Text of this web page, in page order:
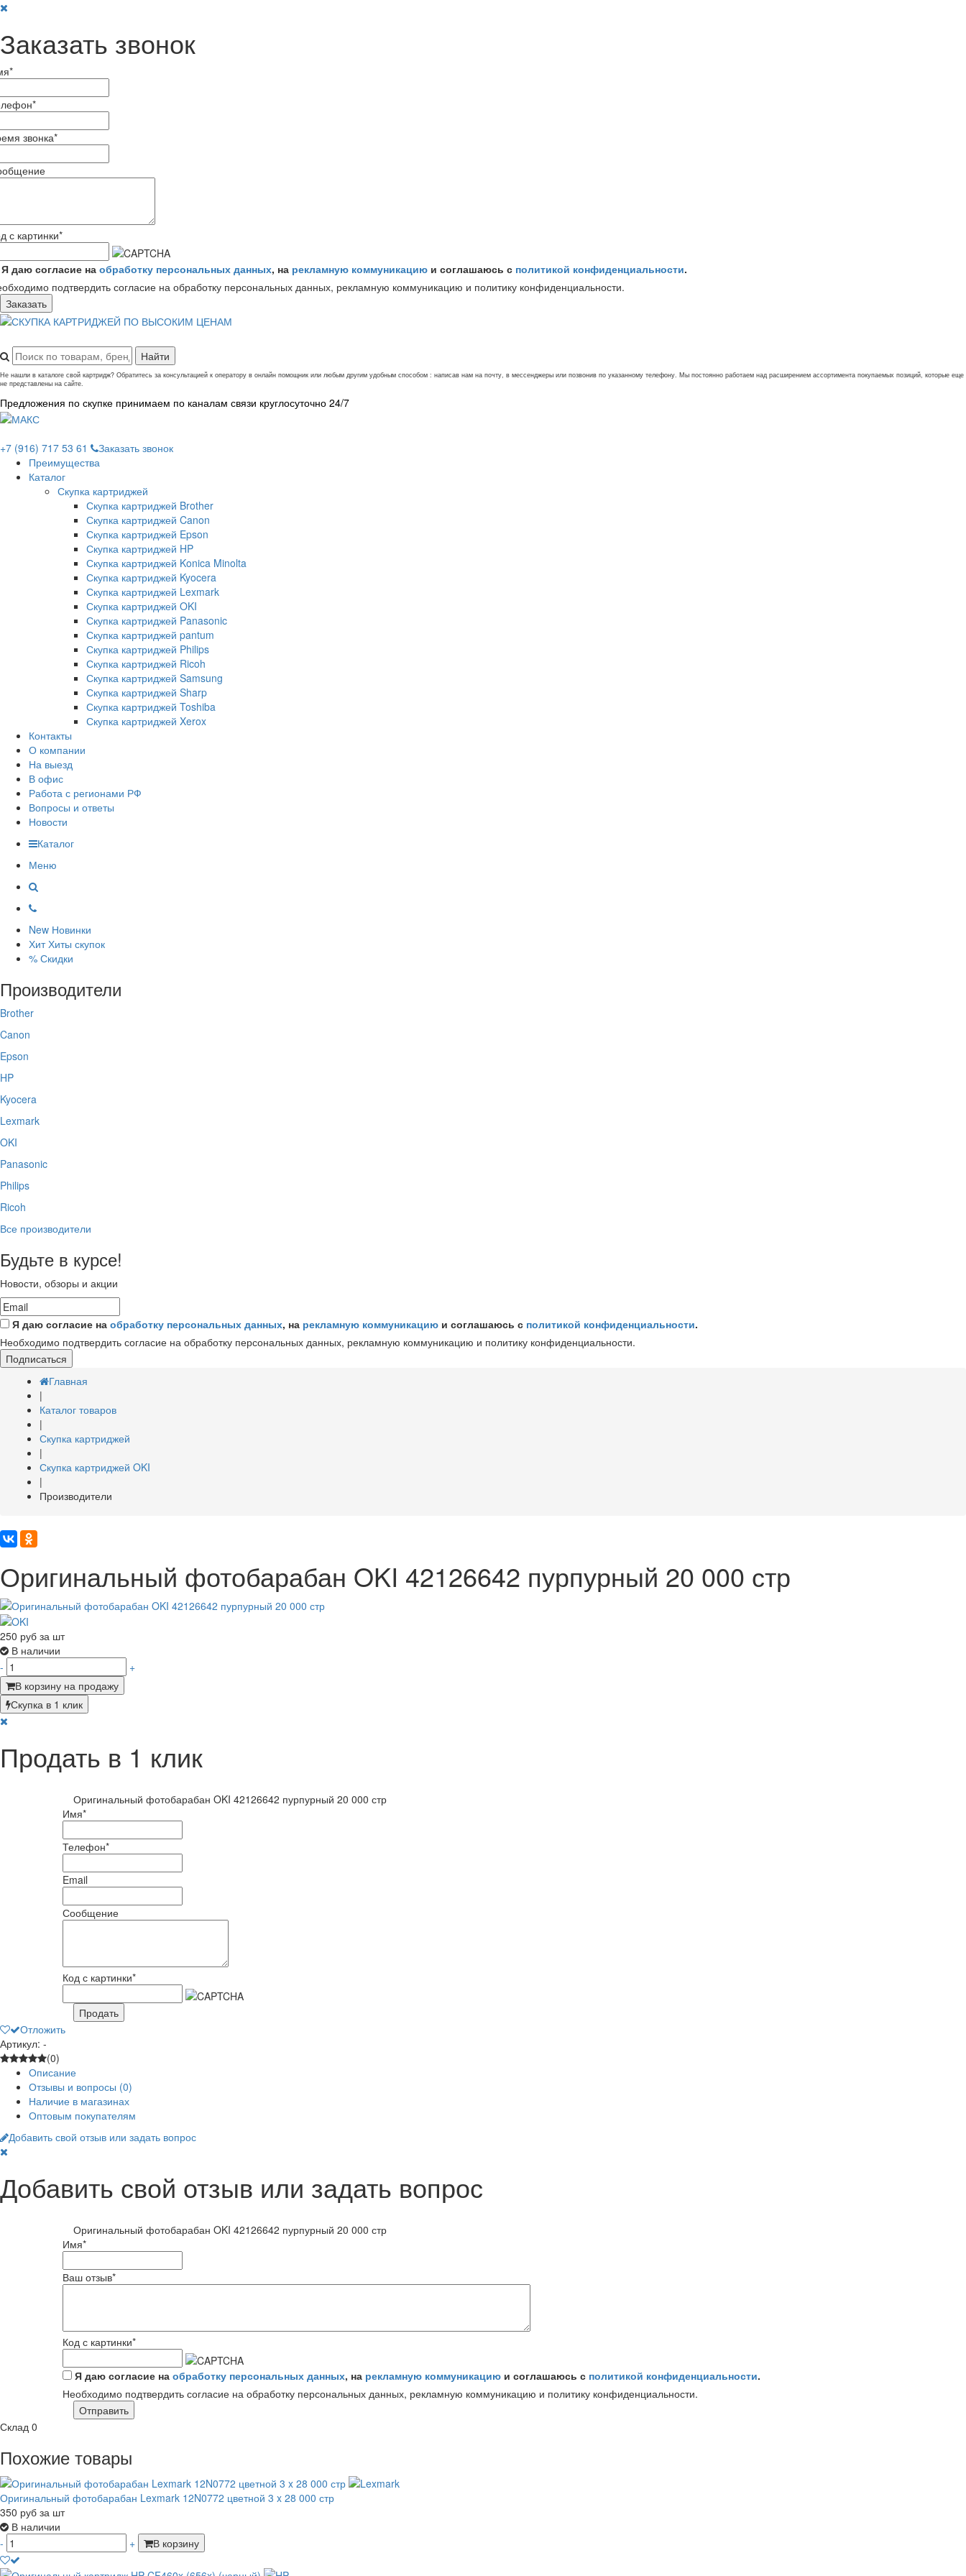
Заказать звонок
*
*
звонка*
с картинки*
Я даю согласие на обработку персональных данных, на рекламную коммуникацию и соглашаюсь с политикой конфиденциальности.
подтвердить согласие на обработку персональных данных, рекламную коммуникацию и политику конфиденциальности.
Заказать
Не нашли в каталоге свой картридж? Обратитесь за консультацией к оператору в онлайн помощник или любым другим удобным способом : написав нам на почту, в мессенджеры или позвонив по указанному телефону. Мы постоянно работаем над расширением ассортимента покупаемых позиций, которые еще
не представлены на сайте.
Предложения по скупке принимаем по каналам связи круглосуточно 24/7
+7 (916) 717 53 61
Заказать звонок
Преимущества
Каталог
Скупка картриджей
Скупка картриджей Brother
Скупка картриджей Canon
Скупка картриджей Epson
Скупка картриджей HP
Скупка картриджей Konica Minolta
Скупка картриджей Kyocera
Скупка картриджей Lexmark
Скупка картриджей OKI
Скупка картриджей Panasonic
Скупка картриджей pantum
Скупка картриджей Philips
Скупка картриджей Ricoh
Скупка картриджей Samsung
Скупка картриджей Sharp
Скупка картриджей Toshiba
Скупка картриджей Xerox
Контакты
О компании
На выезд
В офис
Работа с регионами РФ
Вопросы и ответы
Новости
Каталог
Меню
New Новинки
Хит Хиты скупок
% Скидки
Производители
Brother
Canon
Epson
HP
Kyocera
Lexmark
OKI
Panasonic
Philips
Ricoh
Все производители
Будьте в курсе!
Новости, обзоры и акции
Я даю согласие на обработку персональных данных, на рекламную коммуникацию и соглашаюсь с политикой конфиденциальности.
Необходимо подтвердить согласие на обработку персональных данных, рекламную коммуникацию и политику конфиденциальности.
Подписаться
Главная
|
Каталог товаров
|
Скупка картриджей
|
Скупка картриджей OKI
|
Производители
Оригинальный фотобарабан OKI 42126642 пурпурный 20 000 стр
250 руб за шт
В наличии
-
+
В корзину на продажу
Скупка в 1 клик
Продать в 1 клик
Оригинальный фотобарабан OKI 42126642 пурпурный 20 000 стр
Имя*
Телефон*
Email
Сообщение
Код с картинки*
Продать
Отложить
Артикул: -
(0)
Описание
Отзывы и вопросы (0)
Наличие в магазинах
Оптовым покупателям
Добавить свой отзыв или задать вопрос
Добавить свой отзыв или задать вопрос
Оригинальный фотобарабан OKI 42126642 пурпурный 20 000 стр
Имя*
Ваш отзыв*
Код с картинки*
Я даю согласие на обработку персональных данных, на рекламную коммуникацию и соглашаюсь с политикой конфиденциальности.
Необходимо подтвердить согласие на обработку персональных данных, рекламную коммуникацию и политику конфиденциальности.
Отправить
Склад 0
Похожие товары
Оригинальный фотобарабан Lexmark 12N0772 цветной 3 x 28 000 стр
350 руб за шт
В наличии
-
+ В корзину